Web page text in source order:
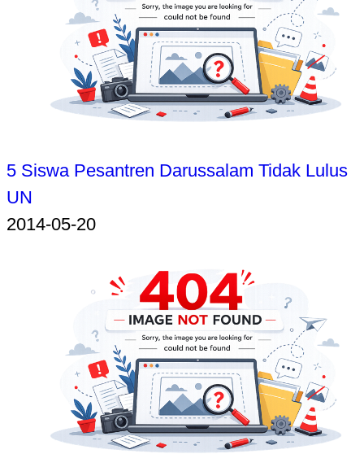
5 Siswa Pesantren Darussalam Tidak Lulus
UN
2014-05-20